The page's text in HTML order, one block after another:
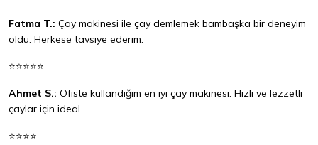
Fatma T.: Çay makinesi ile çay demlemek bambaşka bir deneyim
oldu. Herkese tavsiye ederim.
⭐⭐⭐⭐⭐
Ahmet S.: Ofiste kullandığım en iyi çay makinesi. Hızlı ve lezzetli
çaylar için ideal.
⭐⭐⭐⭐